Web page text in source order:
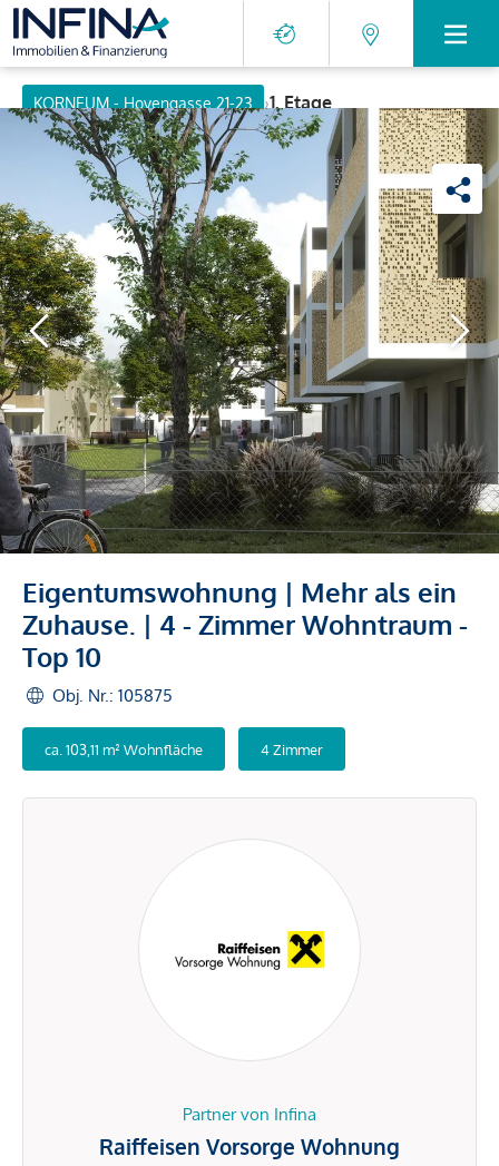
KORNEUM - Hovengasse 21-23 ›1. Etage
Eigentumswohnung | Mehr als ein
Zuhause. | 4 - Zimmer Wohntraum -
Top 10
Obj. Nr.: 105875
ca. 103,11 m² Wohnfläche 4 Zimmer
Partner von Infina
Raiffeisen Vorsorge Wohnung